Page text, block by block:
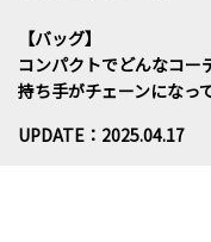
【バッグ】
コンパクトでどんなコー
持ち手がチェーンになっ
UPDATE：2025.04.17